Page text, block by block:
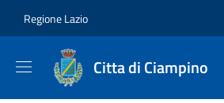
Regione Lazio
Citta di Ciampino